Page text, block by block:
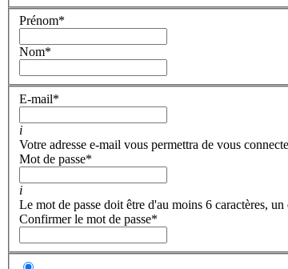
Prénom*
Nom*
E-mail*
i
Votre adresse e-mail vous permettra de vous
Mot de passe*
i
Le mot de passe doit être d'au moins 6 caractères,
Confirmer le mot de passe*